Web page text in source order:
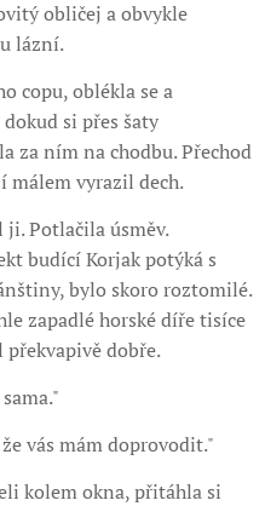
obličej a obvykle
lázní.
copu, oblékla se a
si přes šaty
za ním na chodbu. Přechod
málem vyrazil dech.
Potlačila úsměv.
budící Korjak potýká s
bylo skoro roztomilé.
zapadlé horské díře tisíce
dobře.
vás mám doprovodit."
kolem okna, přitáhla si